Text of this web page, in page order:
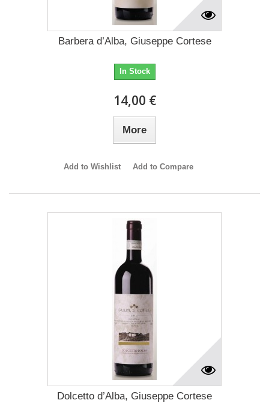
Barbera d’Alba, Giuseppe Cortese
In Stock
14,00 €
More
Add to Wishlist Add to Compare
Dolcetto d’Alba, Giuseppe Cortese